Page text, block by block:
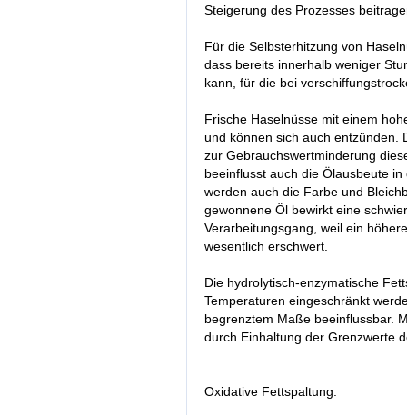
Steigerung des Prozesses
Für die Selbsterhitzung von
dass bereits innerhalb weniger
kann, für die bei
Frische Haselnüsse mit einem
und können sich auch entzünden.
zur Gebrauchswertminderung
beeinflusst auch die Ölausbeute
werden auch die Farbe und
gewonnene Öl bewirkt eine
Verarbeitungsgang, weil ein
wesentlich erschwert.
Die hydrolytisch-enzymatische
Temperaturen eingeschränkt
begrenztem Maße beeinflussbar.
durch Einhaltung der Grenzwerte
Oxidative Fettspaltung: